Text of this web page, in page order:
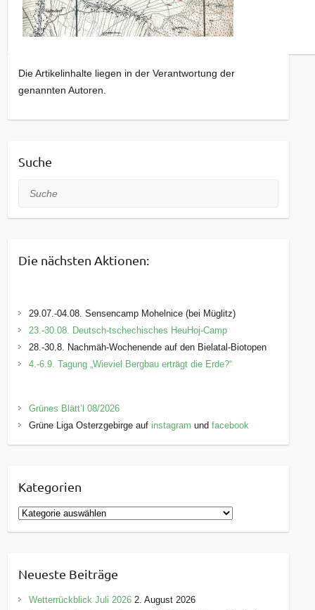
Die Artikelinhalte liegen in der Verantwortung der
genannten Autoren.
Suche
Suche
Die nächsten Aktionen:
29.07.-04.08. Sensencamp Mohelnice (bei Müglitz)
23.-30.08. Deutsch-tschechisches HeuHoj-Camp
28.-30.8. Nachmäh-Wochenende auf den Bielatal-Biotopen
4.-6.9. Tagung „Wieviel Bergbau erträgt die Erde?“
Grünes Blätt’l 08/2026
Grüne Liga Osterzgebirge auf instagram undfacebook
Kategorien
K
a
g
o
Neueste Beiträge
Wetterrückblick Juli 2026 2. August 2026